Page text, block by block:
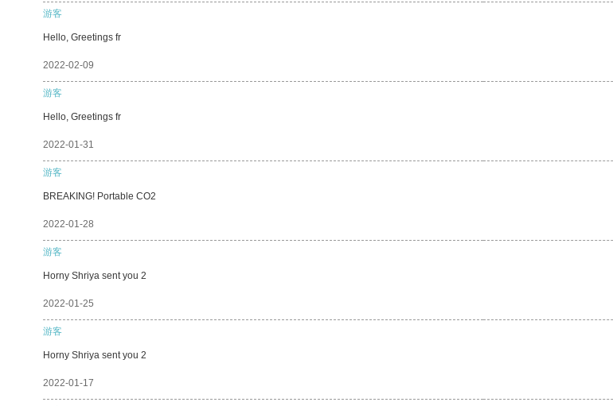
游客
Hello, Greetings fr
2022-02-09
游客
Hello, Greetings fr
2022-01-31
游客
BREAKING! Portable CO2
2022-01-28
游客
Horny Shriya sent you 2
2022-01-25
游客
Horny Shriya sent you 2
2022-01-17